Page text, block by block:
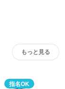
もっと見る
指名OK